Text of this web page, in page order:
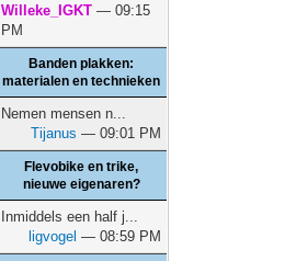
Willeke_IGKT — 09:15
PM
Banden plakken:
materialen en technieken
Nemen mensen n...
Tijanus — 09:01 PM
Flevobike en trike,
nieuwe eigenaren?
Inmiddels een half j...
ligvogel — 08:59 PM